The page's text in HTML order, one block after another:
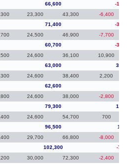
66,600
-
23,300 43,300 -6,400
71,400
-
24,500 46,900 -7,700
60,700
-
24,600 36,100 10,900
63,000
24,600 38,400 2,200
62,600
24,600 38,000 -2,800
79,300
24,600 54,700 700
96,500
29,700 66,800 -8,000
102,300
-
30,000 72,300 -2,400